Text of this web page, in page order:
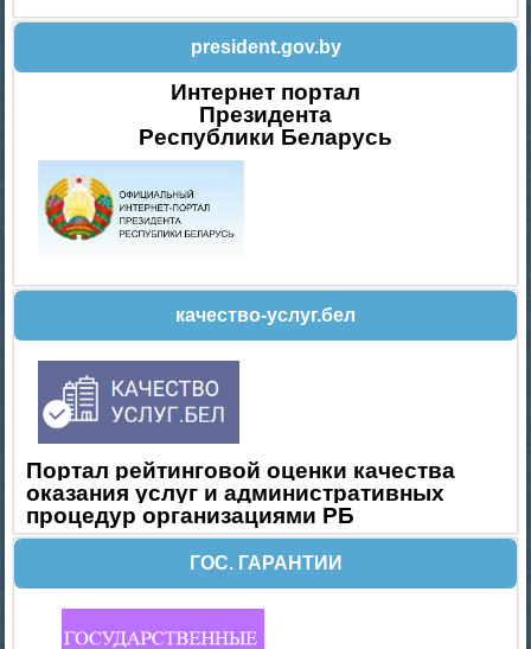
president.gov.by
Интернет портал
Президента
Республики Беларусь
качество-услуг.бел
Портал рейтинговой оценки качества
оказания услуг и административных
процедур организациями РБ
ГОС. ГАРАНТИИ